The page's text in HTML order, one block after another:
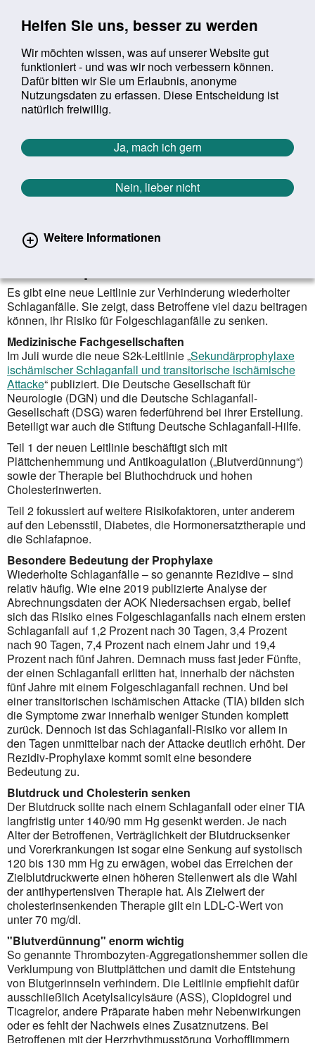
Helfen Sie uns, besser zu werden
Wir möchten wissen, was auf unserer Website gut
funktioniert - und was wir noch verbessern können.
Dafür bitten wir Sie um Erlaubnis, anonyme
Nutzungsdaten zu erfassen. Diese Entscheidung ist
natürlich freiwillig.
Ja, mach ich gern
Nein, lieber nicht
Weitere Informationen
Suchbegriff:
Sie befinden sich hier:
Startseite Aktuelles Aktuelle Meldungen
Aktuelle Meldungen
Zurück zur Übersicht erster
vorheriger
913/1627
Neue Leitlinie zur
Es gibt eine neue Leitlinie zur Verhinderung wiederholter
Schlaganfälle. Sie zeigt, dass Betroffene viel dazu beitragen
können, ihr Risiko für Folgeschlaganfälle zu senken.
Medizinische Fachgesellschaften
Im Juli wurde die neue S2k-Leitlinie „Sekundärprophylaxe
ischämischer Schlaganfall und transitorische ischämische
Attacke“ publiziert. Die Deutsche Gesellschaft für
Neurologie (DGN) und die Deutsche Schlag­anfall-
Gesellschaft (DSG) waren federführend bei ihrer Erstellung.
Beteiligt war auch die Stiftung Deutsche Schlaganfall-Hilfe.
Teil 1 der neuen Leitlinie beschäftigt sich mit
Plättchenhemmung und Antikoagulation („Blutverdünnung“)
sowie der Therapie bei Bluthochdruck und hohen
Cholesterinwerten.
Teil 2 fokussiert auf weitere Risikofaktoren, unter anderem
auf den Lebensstil, Diabetes, die Hormon­ersatztherapie und
die Schlafapnoe.
Besondere Bedeutung der Prophylaxe
Wiederholte Schlaganfälle – so genannte Rezidive – sind
relativ häufig. Wie eine 2019 publizierte Analyse der
Abrechnungsdaten der AOK Niedersachsen ergab, belief
sich das Risiko eines Folgeschlaganfalls nach einem ersten
Schlaganfall auf 1,2 Prozent nach 30 Tagen, 3,4 Prozent
nach 90 Tagen, 7,4 Prozent nach einem Jahr und 19,4
Prozent nach fünf Jahren. Demnach muss fast jeder Fünfte,
der einen Schlaganfall erlitten hat, innerhalb der nächsten
fünf Jahre mit einem Folgeschlaganfall rechnen. Und bei
einer transi­torischen ischämischen Attacke (TIA) bilden sich
die Symptome zwar innerhalb weniger Stunden komplett
zurück. Dennoch ist das Schlaganfall-Risiko vor allem in
den Tagen unmittelbar nach der Attacke deutlich erhöht. Der
Rezidiv-Prophylaxe kommt somit eine besondere
Bedeutung zu.
Blutdruck und Cholesterin senken
Der Blutdruck sollte nach einem Schlaganfall oder einer TIA
langfristig unter 140/90 mm Hg gesenkt werden. Je nach
Alter der Betroffenen, Verträglichkeit der Blutdrucksenker
und Vorerkrankungen ist sogar eine Senkung auf systolisch
120 bis 130 mm Hg zu erwägen, wobei das Erreichen der
Zielblutdruckwerte einen höheren Stellenwert als die Wahl
der antihyper­tensiven Therapie hat. Als Zielwert der
cholesterin­senkenden Therapie gilt ein LDL-C-Wert von
unter 70 mg/dl.
"Blutverdünnung" enorm wichtig
So genannte Thrombozyten-Aggregationshemmer sollen die
Verklumpung von Bluttplättchen und damit die Entstehung
von Blutgerinnseln verhindern. Die Leitlinie empfiehlt dafür
ausschließ­lich Acetylsalicylsäure (ASS), Clopidogrel und
Ticagrelor, andere Präparate haben mehr Nebenwirkungen
oder es fehlt der Nach­weis eines Zusatznutzens. Bei
Betroffenen mit der Herzrhythmusstörung Vorhofflimmern